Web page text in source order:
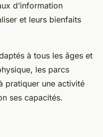
d’information
et leurs bienfaits
à tous les âges et
les parcs
pratiquer une activité
ses capacités.